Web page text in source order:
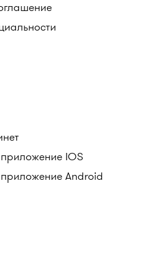
IOS
Android